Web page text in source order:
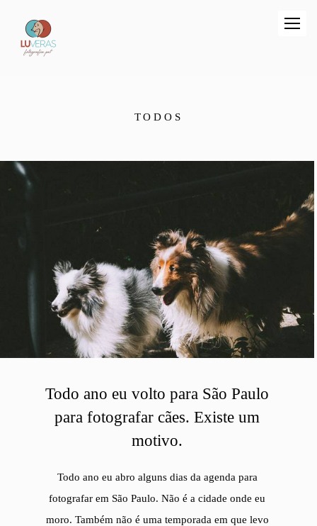
TODOS
Todo ano eu volto para São Paulo
para fotografar cães. Existe um
motivo.
Todo ano eu abro alguns dias da agenda para
fotografar em São Paulo. Não é a cidade onde eu
moro. Também não é uma temporada em que levo